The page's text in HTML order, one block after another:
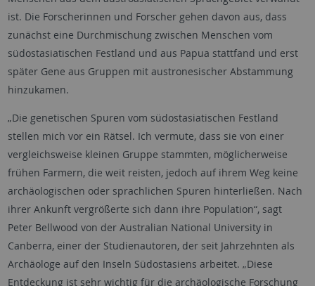
ist. Die Forscherinnen und Forscher gehen davon aus, dass
zunächst eine Durchmischung zwischen Menschen vom
südostasiatischen Festland und aus Papua stattfand und erst
später Gene aus Gruppen mit austronesischer Abstammung
hinzukamen.
„Die genetischen Spuren vom südostasiatischen Festland
stellen mich vor ein Rätsel. Ich vermute, dass sie von einer
vergleichsweise kleinen Gruppe stammten, möglicherweise
frühen Farmern, die weit reisten, jedoch auf ihrem Weg keine
archäologischen oder sprachlichen Spuren hinterließen. Nach
ihrer Ankunft vergrößerte sich dann ihre Population“, sagt
Peter Bellwood von der Australian National University in
Canberra, einer der Studienautoren, der seit Jahrzehnten als
Archäologe auf den Inseln Südostasiens arbeitet. „Diese
Entdeckung ist sehr wichtig für die archäologische Forschung